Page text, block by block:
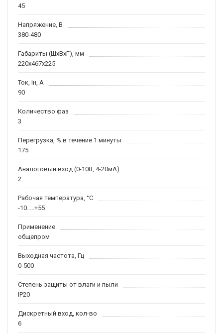
45
Напряжение, В
380-480
Габариты (ШхВхГ), мм
220x467x225
Ток, Iн, А
90
Количество фаз
3
Перегрузка, % в течение 1 минуты
175
Аналоговый вход (0-10В, 4-20мА)
2
Рабочая температура, °С
-10.....+55
Применение
общепром
Выходная частота, Гц
0-500
Степень защиты от влаги и пыли
IP20
Дискретный вход, кол-во
6